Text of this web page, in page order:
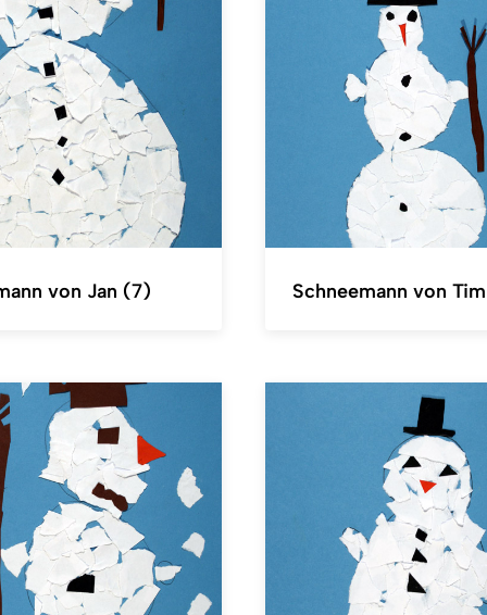
von Jan (7) Schneemann von